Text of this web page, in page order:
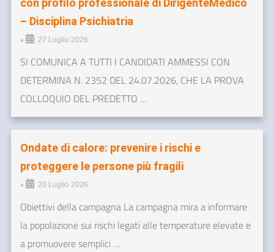
con profilo professionale di DirigenteMedico
– Disciplina Psichiatria
• 27 Luglio 2026
SI COMUNICA A TUTTI I CANDIDATI AMMESSI CON
DETERMINA N. 2352 DEL 24.07.2026, CHE LA PROVA
COLLOQUIO DEL PREDETTO …
Ondate di calore: prevenire i rischi e
proteggere le persone più fragili
• 20 Luglio 2026
Obiettivi della campagna La campagna mira a informare
la popolazione sui rischi legati alle temperature elevate e
a promuovere semplici …